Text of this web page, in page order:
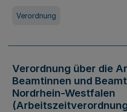
Verordnung
Verordnung über die
Beamtinnen und
Nordrhein-Westfalen